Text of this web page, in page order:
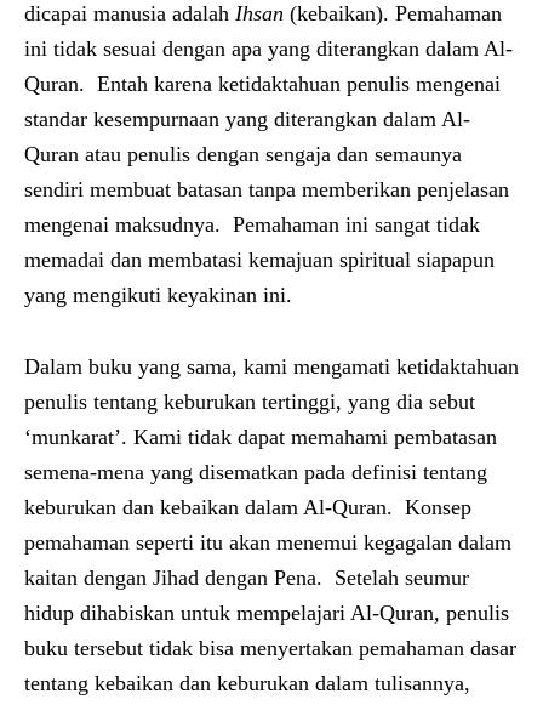
dicapai manusia adalah Ihsan (kebaikan). Pemahaman
ini tidak sesuai dengan apa yang diterangkan dalam Al-
Quran. Entah karena ketidaktahuan penulis mengenai
standar kesempurnaan yang diterangkan dalam Al-
Quran atau penulis dengan sengaja dan semaunya
sendiri membuat batasan tanpa memberikan penjelasan
mengenai maksudnya. Pemahaman ini sangat tidak
memadai dan membatasi kemajuan spiritual siapapun
yang mengikuti keyakinan ini.
Dalam buku yang sama, kami mengamati ketidaktahuan
penulis tentang keburukan tertinggi, yang dia sebut
‘munkarat’. Kami tidak dapat memahami pembatasan
semena-mena yang disematkan pada definisi tentang
keburukan dan kebaikan dalam Al-Quran. Konsep
pemahaman seperti itu akan menemui kegagalan dalam
kaitan dengan Jihad dengan Pena. Setelah seumur
hidup dihabiskan untuk mempelajari Al-Quran, penulis
buku tersebut tidak bisa menyertakan pemahaman dasar
tentang kebaikan dan keburukan dalam tulisannya,